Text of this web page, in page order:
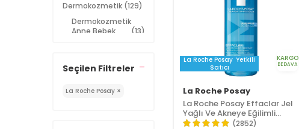
Dermokozmetik (129)
Dermokozmetik
Anne Bebek
(13)
Cilt Bakımı
Güneş
Seçilen Filtreler
La Roche Posay ×
La Roche Posay Yetkili
Satıcı
KARGO
BEDAVA
La Roche Posay
La Roche Posay Effaclar Jel
Yağlı Ve Akneye Eğilimli
Ciltler için Yüz Temizleme
(2852)